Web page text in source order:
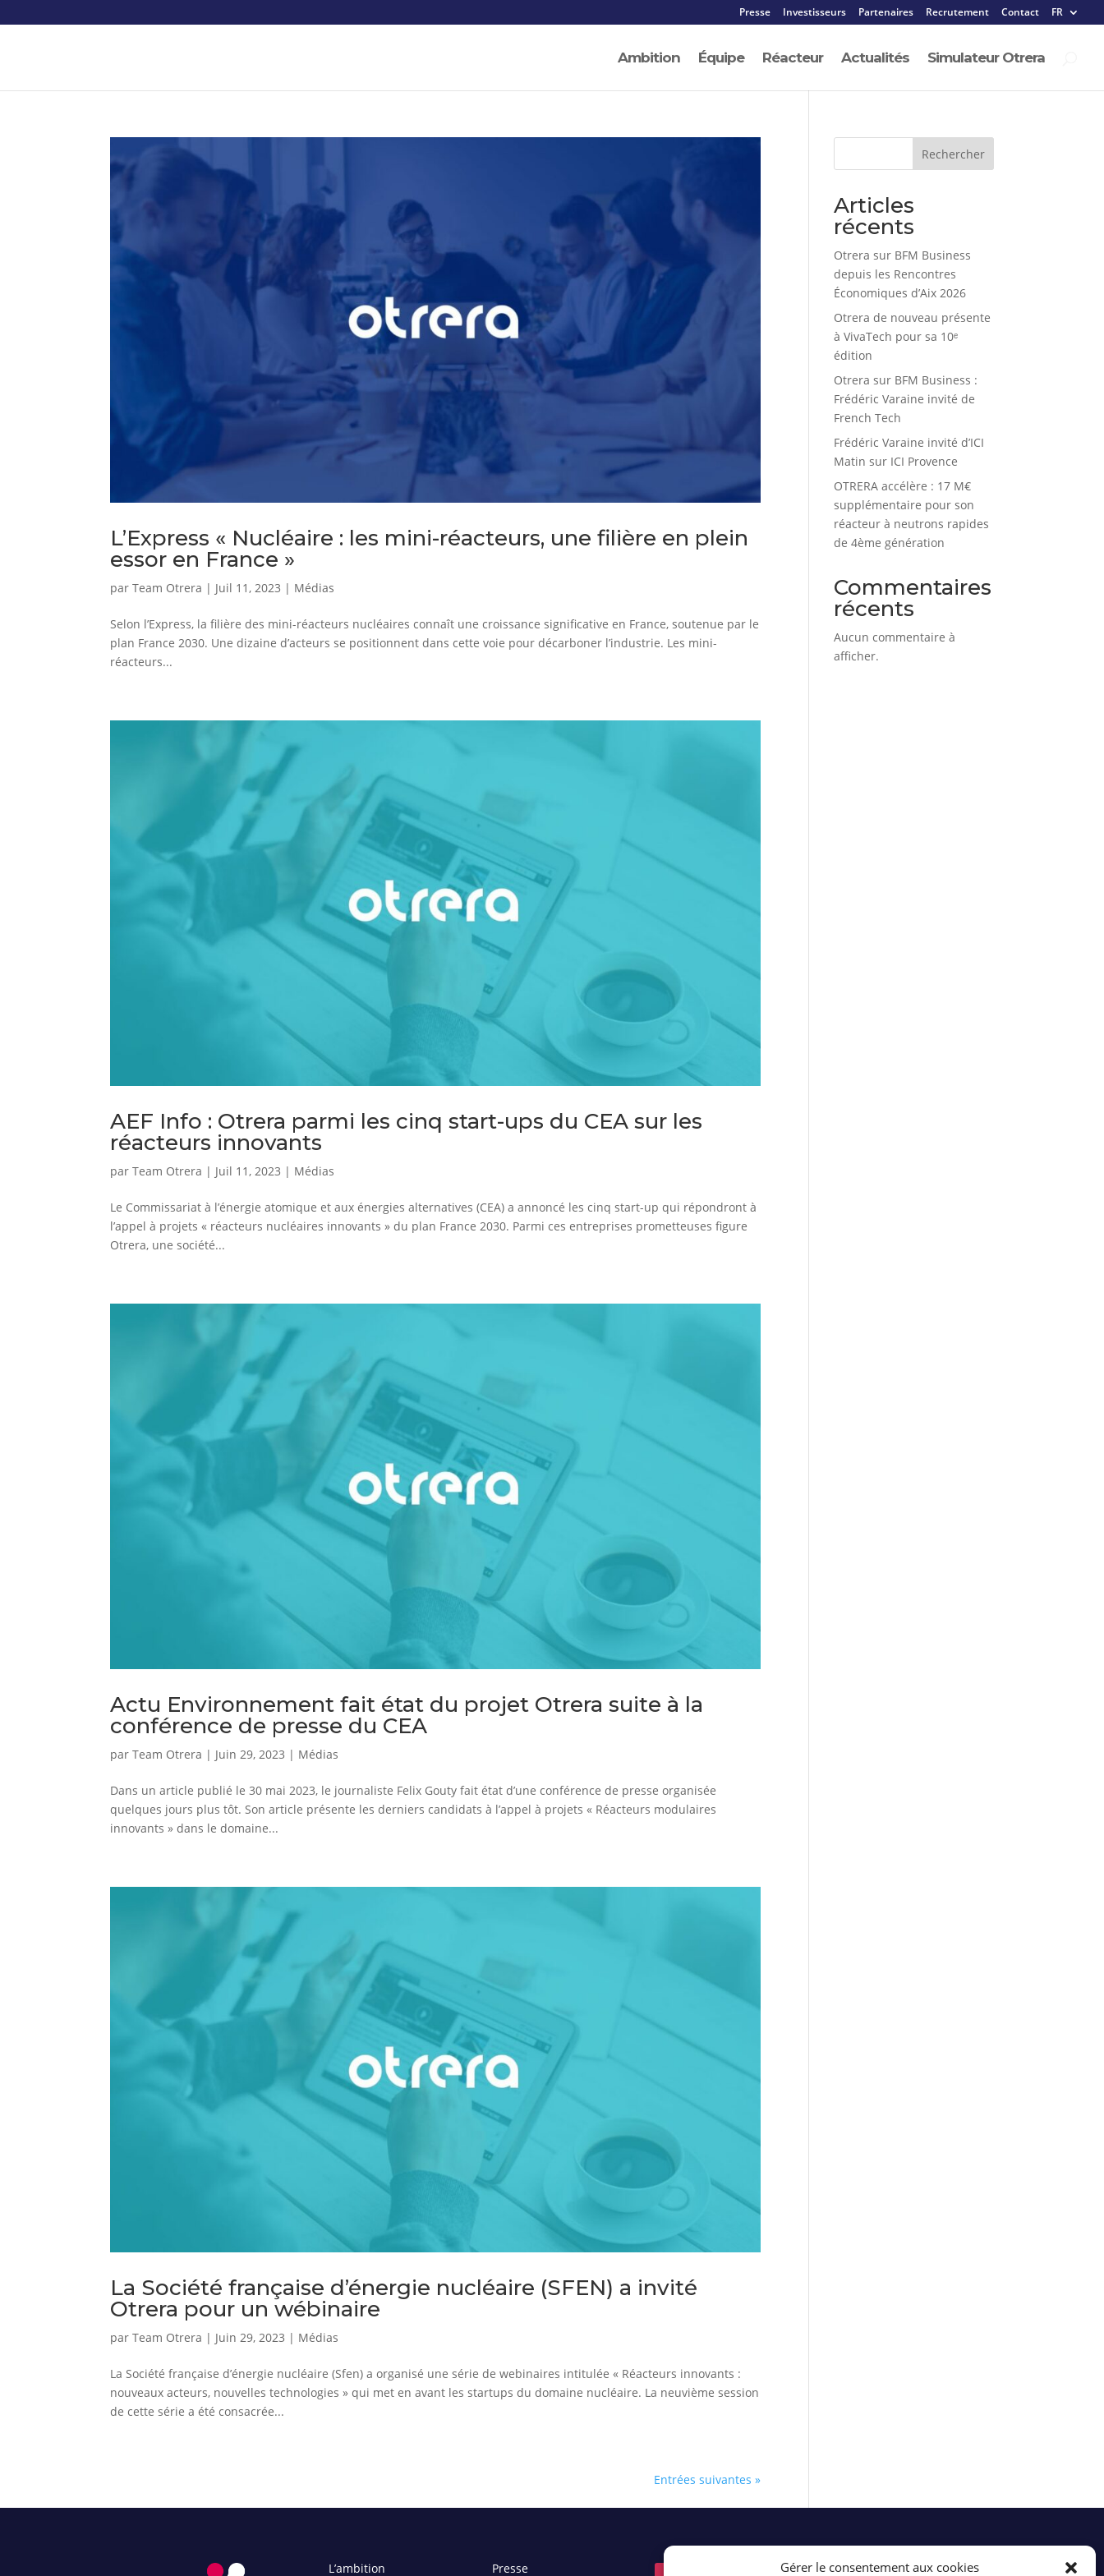
Gérer le consentement aux cookies
Presse Investisseurs Partenaires Recrutement Contact FR
Ambition Équipe Réacteur Actualités Simulateur Otrera
L’Express « Nucléaire : les mini-réacteurs, une filière en plein
essor en France »
parTeam Otrera | Juil 11, 2023 | Médias
Selon l’Express, la filière des mini-réacteurs nucléaires connaît une croissance significative en France, soutenue par le
plan France 2030. Une dizaine d’acteurs se positionnent dans cette voie pour décarboner l’industrie. Les mini-
réacteurs...
AEF Info : Otrera parmi les cinq start-ups du CEA sur les
réacteurs innovants
parTeam Otrera | Juil 11, 2023 | Médias
Le Commissariat à l’énergie atomique et aux énergies alternatives (CEA) a annoncé les cinq start-up qui répondront à
l’appel à projets « réacteurs nucléaires innovants » du plan France 2030. Parmi ces entreprises prometteuses figure
Otrera, une société...
Actu Environnement fait état du projet Otrera suite à la
conférence de presse du CEA
parTeam Otrera | Juin 29, 2023 | Médias
Dans un article publié le 30 mai 2023, le journaliste Felix Gouty fait état d’une conférence de presse organisée
quelques jours plus tôt. Son article présente les derniers candidats à l’appel à projets « Réacteurs modulaires
innovants » dans le domaine...
La Société française d’énergie nucléaire (SFEN) a invité
Otrera pour un wébinaire
parTeam Otrera | Juin 29, 2023 | Médias
La Société française d’énergie nucléaire (Sfen) a organisé une série de webinaires intitulée « Réacteurs innovants :
nouveaux acteurs, nouvelles technologies » qui met en avant les startups du domaine nucléaire. La neuvième session
de cette série a été consacrée...
Entrées suivantes »
Rechercher
Articles
récents
Otrera sur BFM Business
depuis les Rencontres
Économiques d’Aix 2026
Otrera de nouveau présente
à VivaTech pour sa 10ᵉ
édition
Otrera sur BFM Business :
Frédéric Varaine invité de
French Tech
Frédéric Varaine invité d’ICI
Matin sur ICI Provence
OTRERA accélère : 17 M€
supplémentaire pour son
réacteur à neutrons rapides
de 4ème génération
Commentaires
récents
Aucun commentaire à
afficher.
L’ambition Presse